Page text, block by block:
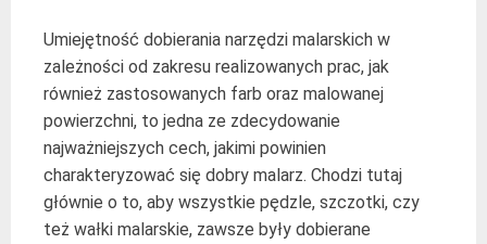
Umiejętność dobierania narzędzi malarskich w
zależności od zakresu realizowanych prac, jak
również zastosowanych farb oraz malowanej
powierzchni, to jedna ze zdecydowanie
najważniejszych cech, jakimi powinien
charakteryzować się dobry malarz. Chodzi tutaj
głównie o to, aby wszystkie pędzle, szczotki, czy
też wałki malarskie, zawsze były dobierane